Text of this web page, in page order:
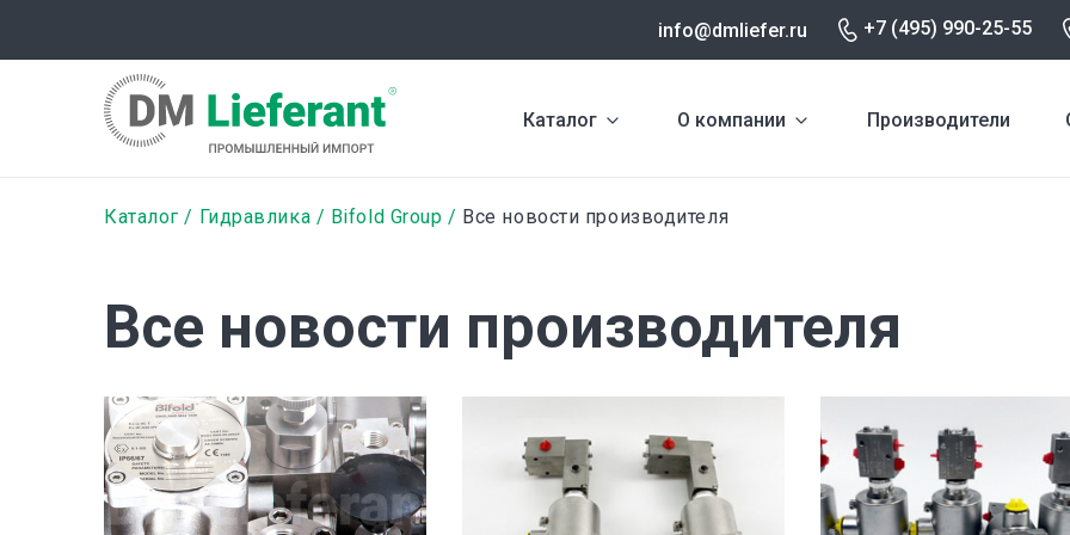
содержанию
info@dmliefer.ru +7 (495) 990-25-55
Каталог О компании Производители
Строка
Каталог Гидравлика Bifold Group Все новости производителя
Все новости производителя